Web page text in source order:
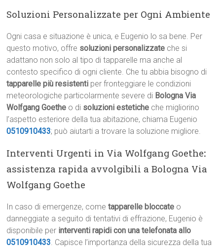
Soluzioni Personalizzate per Ogni Ambiente
Ogni casa e situazione è unica, e Eugenio lo sa bene. Per
questo motivo, offre soluzioni personalizzate che si
adattano non solo al tipo di tapparelle ma anche al
contesto specifico di ogni cliente. Che tu abbia bisogno di
tapparelle più resistenti per fronteggiare le condizioni
meteorologiche particolarmente severe di Bologna Via
Wolfgang Goethe o di soluzioni estetiche che migliorino
l’aspetto esteriore della tua abitazione, chiama Eugenio
0510910433; può aiutarti a trovare la soluzione migliore.
Interventi Urgenti in Via Wolfgang Goethe:
assistenza rapida avvolgibili a Bologna Via
Wolfgang Goethe
In caso di emergenze, cometapparelle bloccate o
danneggiate a seguito di tentativi di effrazione, Eugenio è
disponibile per interventi rapidi con una telefonata allo
0510910433. Capisce l’importanza della sicurezza della tua